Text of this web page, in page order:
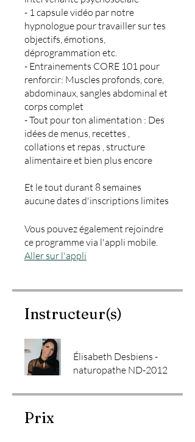
- 1 capsule vidéo par notre
hypnologue pour travailler sur tes
objectifs, émotions,
déprogrammation etc.
- Entrainements CORE 101 pour
renforcir: Muscles profonds, core,
abdominaux, sangles abdominal et
corps complet
- Tout pour ton alimentation : Des
idées de menus, recettes ,
collations et repas , structure
alimentaire et bien plus encore
Et le tout durant 8 semaines
aucune dates d'inscriptions limites
Vous pouvez également rejoindre
ce programme via l'appli mobile.
Aller sur l'appli
Instructeur(s)
Élisabeth Desbiens -
naturopathe ND-2012
Prix